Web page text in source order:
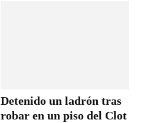
Detenido un ladrón tras
robar en un piso del Clot